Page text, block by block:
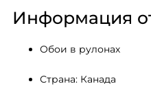
Информация
Обои в рулонах
Страна: Канада